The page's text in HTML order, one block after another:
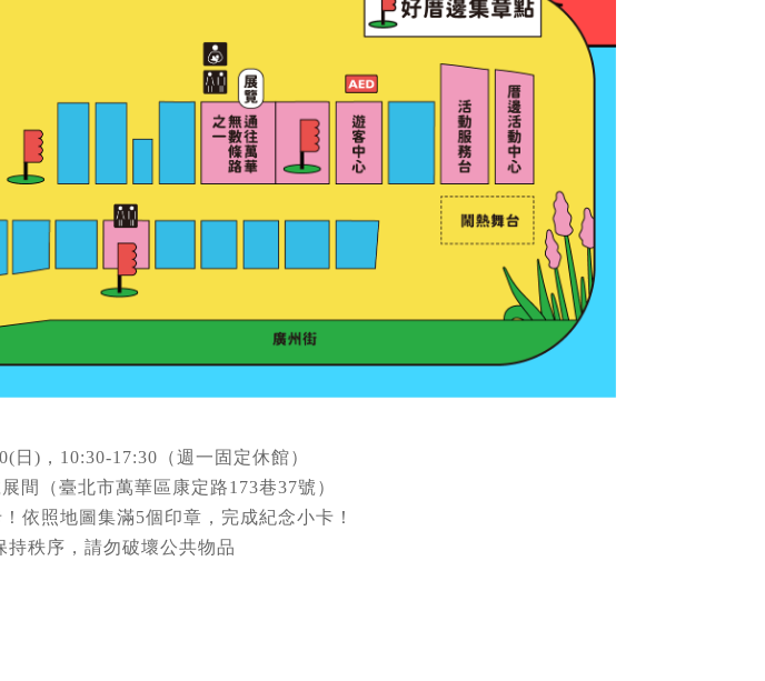
日)，10:30-17:30（週一固定休館）
間（臺北市萬華區康定路173巷37號）
依照地圖集滿5個印章，完成紀念小卡！
秩序，請勿破壞公共物品